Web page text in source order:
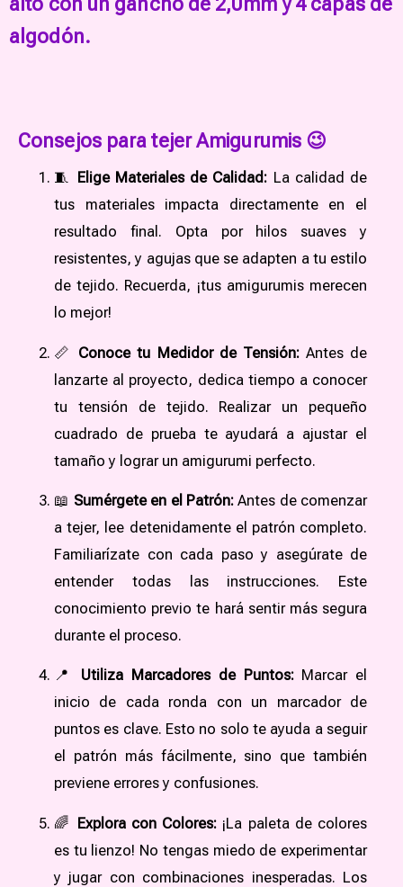
algodón.
Consejos para tejer Amigurumis 😉
🧵 Elige Materiales de Calidad: La calidad de
tus materiales impacta directamente en el
resultado final. Opta por hilos suaves y
resistentes, y agujas que se adapten a tu estilo
de tejido. Recuerda, ¡tus amigurumis merecen
lo mejor!
📏 Conoce tu Medidor de Tensión: Antes de
lanzarte al proyecto, dedica tiempo a conocer
tu tensión de tejido. Realizar un pequeño
cuadrado de prueba te ayudará a ajustar el
tamaño y lograr un amigurumi perfecto.
📖 Sumérgete en el Patrón:Antes de comenzar
a tejer, lee detenidamente el patrón completo.
Familiarízate con cada paso y asegúrate de
entender todas las instrucciones. Este
conocimiento previo te hará sentir más segura
durante el proceso.
📍 Utiliza Marcadores de Puntos: Marcar el
inicio de cada ronda con un marcador de
puntos es clave. Esto no solo te ayuda a seguir
el patrón más fácilmente, sino que también
previene errores y confusiones.
🌈 Explora con Colores: ¡La paleta de colores
es tu lienzo! No tengas miedo de experimentar
y jugar con combinaciones inesperadas. Los